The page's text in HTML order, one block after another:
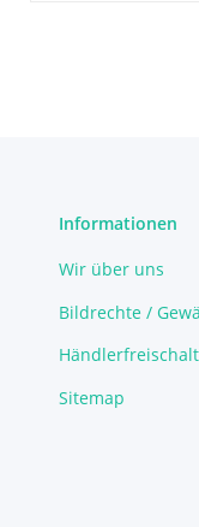
Informationen
Wir über uns
Bildrechte /
Sitemap